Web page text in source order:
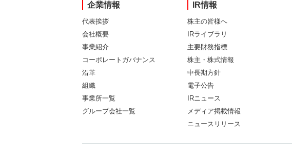
企業情報
代表挨拶
会社概要
事業紹介
コーポレートガバナンス
沿革
組織
事業所一覧
グループ会社一覧
IR情報
株主の皆様へ
IRライブラリ
主要財務指標
株主・株式情報
中長期方針
電子公告
IRニュース
メディア掲載情報
ニュースリリース